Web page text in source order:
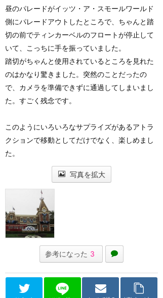
昼のパレードがイッツ・ア・スモールワールド
側にパレードアウトしたところで、ちゃんと踏
切の前でティンカーベルのフロートが停止して
いて、こっちに手を振っていました。
踏切がちゃんと使用されているところを見れた
のはかなり驚きました。突然のことだったの
で、カメラを準備できずに通過してしまいまし
た。すごく残念です。
このようにいろいろなサプライズがあるアトラ
クションで移動としてだけでなく、楽しめまし
た。
写真を拡大
参考になった 3